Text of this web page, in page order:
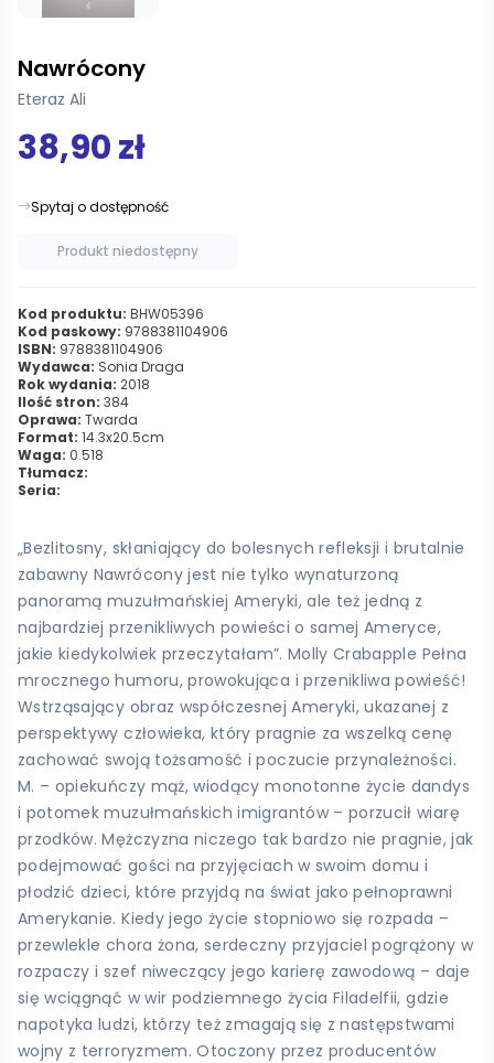
Nawrócony
Eteraz Ali
38,90 zł
Spytaj o dostępność
Produkt niedostępny
Kod produktu: BHW05396
Kod paskowy: 9788381104906
ISBN: 9788381104906
Wydawca: Sonia Draga
Rok wydania: 2018
Ilość stron: 384
Oprawa: Twarda
Format: 14.3x20.5cm
Waga: 0.518
Tłumacz:
Seria:
„Bezlitosny, skłaniający do bolesnych refleksji i brutalnie
zabawny Nawrócony jest nie tylko wynaturzoną
panoramą muzułmańskiej Ameryki, ale też jedną z
najbardziej przenikliwych powieści o samej Ameryce,
jakie kiedykolwiek przeczytałam”. Molly Crabapple Pełna
mrocznego humoru, prowokująca i przenikliwa powieść!
Wstrząsający obraz współczesnej Ameryki, ukazanej z
perspektywy człowieka, który pragnie za wszelką cenę
zachować swoją tożsamość i poczucie przynależności.
M. – opiekuńczy mąż, wiodący monotonne życie dandys
i potomek muzułmańskich imigrantów – porzucił wiarę
przodków. Mężczyzna niczego tak bardzo nie pragnie, jak
podejmować gości na przyjęciach w swoim domu i
płodzić dzieci, które przyjdą na świat jako pełnoprawni
Amerykanie. Kiedy jego życie stopniowo się rozpada –
przewlekle chora żona, serdeczny przyjaciel pogrążony w
rozpaczy i szef niweczący jego karierę zawodową – daje
się wciągnąć w wir podziemnego życia Filadelfii, gdzie
napotyka ludzi, którzy też zmagają się z następstwami
wojny z terroryzmem. Otoczony przez producentów